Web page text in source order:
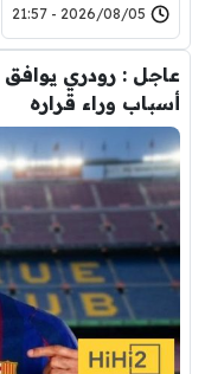
2026/08/05 - 21:57
أسباب وراء قراره